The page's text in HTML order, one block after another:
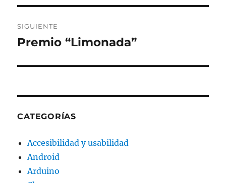
SIGUIENTE
Entrada
Premio “Limonada”
CATEGORÍAS
Accesibilidad y usabilidad
Android
Arduino